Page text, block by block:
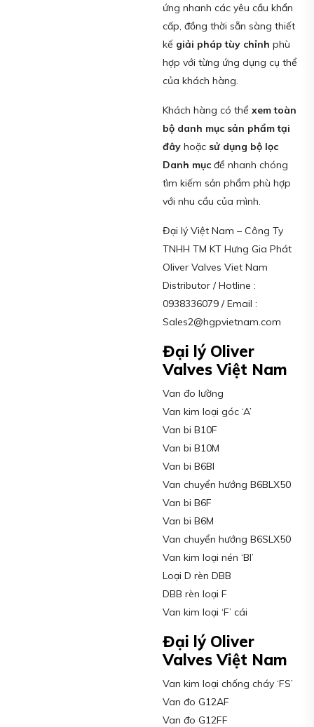
ứng nhanh các yêu cầu khẩn
cấp, đồng thời sẵn sàng thiết
kế giải pháp tùy chỉnh phù
hợp với từng ứng dụng cụ thể
của khách hàng.
Khách hàng có thểxem toàn
bộ danh mục sản phẩm tại
đây hoặc sử dụng bộ lọc
Danh mục để nhanh chóng
tìm kiếm sản phẩm phù hợp
với nhu cầu của mình.
Đại lý Việt Nam – Công Ty
TNHH TM KT Hưng Gia Phát
Oliver Valves Viet Nam
Distributor / Hotline :
0938336079 / Email :
Sales2@hgpvietnam.com
Đại lý Oliver
Valves Việt Nam
Van đo lường
Van kim loại góc ‘A’
Van bi B10F
Van bi B10M
Van bi B6BI
Van chuyển hướng B6BLX50
Van bi B6F
Van bi B6M
Van chuyển hướng B6SLX50
Van kim loại nén ‘BI’
Loại D rèn DBB
DBB rèn loại F
Van kim loại ‘F’ cái
Đại lý Oliver
Valves Việt Nam
Van kim loại chống cháy ‘FS’
Van đo G12AF
Van đo G12FF